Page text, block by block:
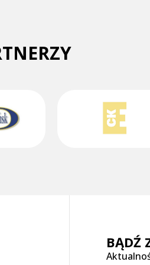
BĄDŹ